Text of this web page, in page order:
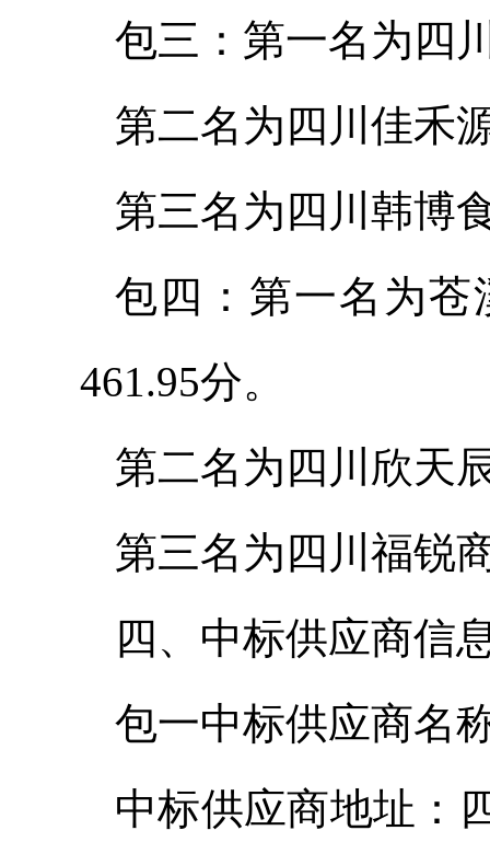
包三：第一名为四
第二名为四川佳禾
第三名为四川韩博
包四：第一名为苍
461.95分。
第二名为四川欣天
第三名为四川福锐
四、中标供应商信
包一中标供应商名
中标供应商地址：